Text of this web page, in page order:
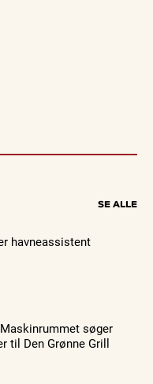
SE ALLE
havneassistent
søger
til Den Grønne Grill